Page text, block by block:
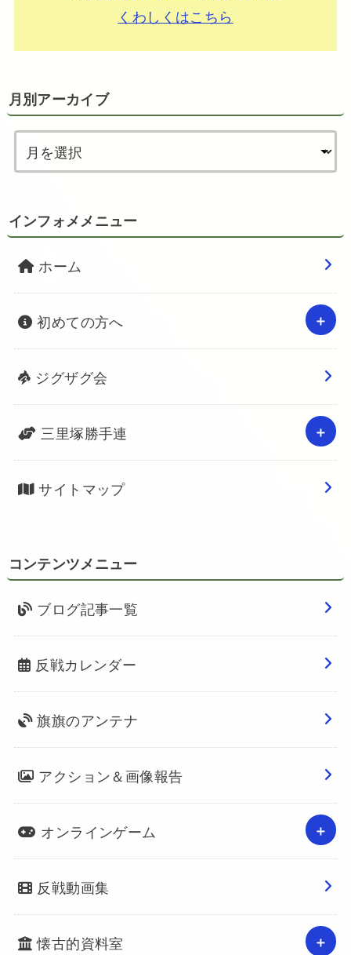
くわしくはこちら
月別アーカイブ
インフォメメニュー
ホーム
初めての方へ
ジグザグ会
三里塚勝手連
サイトマップ
コンテンツメニュー
ブログ記事一覧
反戦カレンダー
旗旗のアンテナ
アクション＆画像報告
オンラインゲーム
反戦動画集
懐古的資料室